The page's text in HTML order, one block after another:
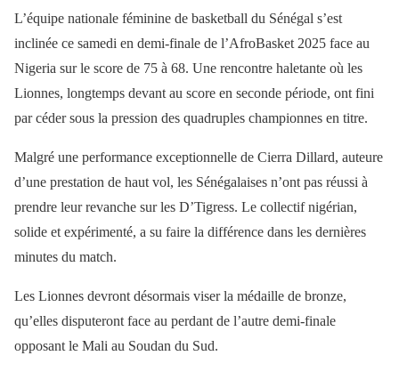
L’équipe nationale féminine de basketball du Sénégal s’est
inclinée ce samedi en demi-finale de l’AfroBasket 2025 face au
Nigeria sur le score de 75 à 68. Une rencontre haletante où les
Lionnes, longtemps devant au score en seconde période, ont fini
par céder sous la pression des quadruples championnes en titre.
Malgré une performance exceptionnelle de Cierra Dillard, auteure
d’une prestation de haut vol, les Sénégalaises n’ont pas réussi à
prendre leur revanche sur les D’Tigress. Le collectif nigérian,
solide et expérimenté, a su faire la différence dans les dernières
minutes du match.
Les Lionnes devront désormais viser la médaille de bronze,
qu’elles disputeront face au perdant de l’autre demi-finale
opposant le Mali au Soudan du Sud.